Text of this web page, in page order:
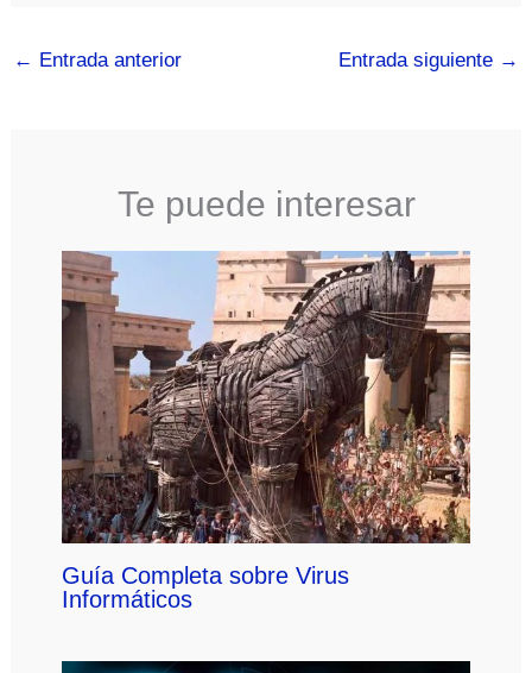
← Entrada anterior Entrada siguiente →
Te puede interesar
Guía Completa sobre Virus
Informáticos